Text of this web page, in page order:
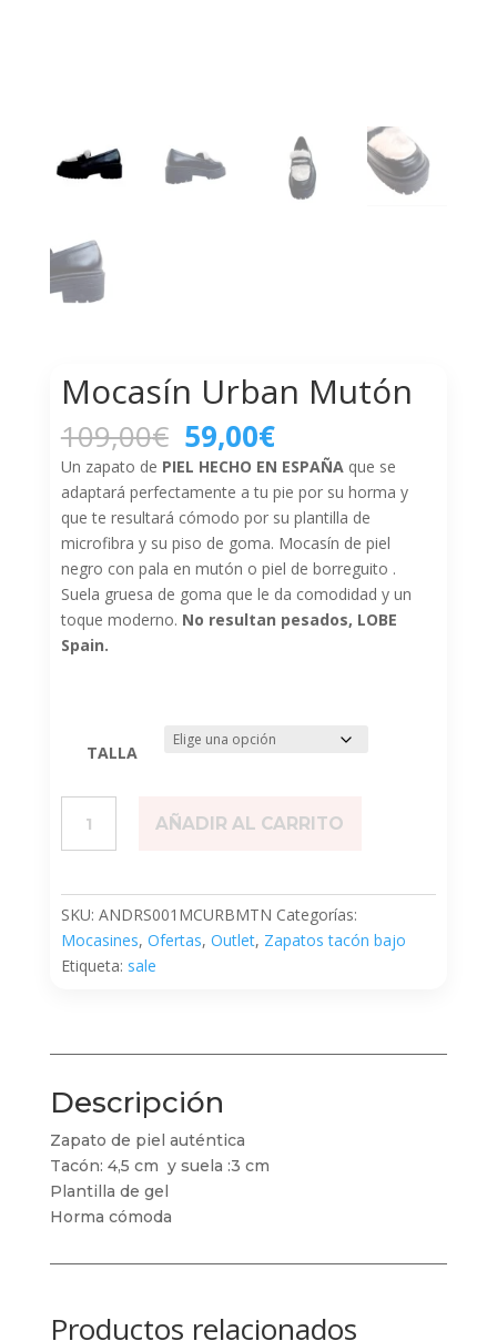
Mocasín Urban Mutón
109,00€ El
precio
original
era:
109,00€.
59,00€El
precio
actual
es:
59,00€.
Un zapato de PIEL HECHO EN ESPAÑAque se
adaptará perfectamente a tu pie por su horma y
que te resultará cómodo por su plantilla de
microfibra y su piso de goma. Mocasín de piel
negro con pala en mutón o piel de borreguito .
Suela gruesa de goma que le da comodidad y un
toque moderno. No resultan pesados, LOBE
Spain.
TALLA
Urban
AÑADIR AL CARRITO
SKU: ANDRS001MCURBMTN Categorías:
Mocasines, Ofertas, Outlet, Zapatos tacón bajo
Etiqueta: sale
Descripción
Zapato de piel auténtica
Tacón: 4,5 cm y suela :3 cm
Plantilla de gel
Horma cómoda
Productos relacionados